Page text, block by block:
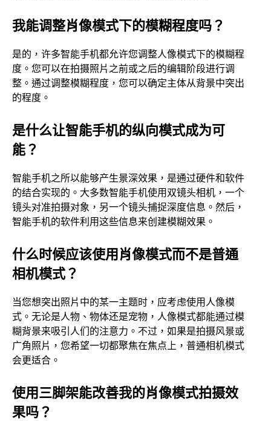
我能调整肖像模式下的模糊程度吗？
是的，许多智能手机都允许您调整人像模式下的模糊程
度。您可以在拍摄照片之前或之后的编辑阶段进行调
整。通过调整模糊程度，您可以确定主体从背景中突出
的程度。
是什么让智能手机的纵向模式成为可
能？
智能手机之所以能够产生景深效果，是通过硬件和软件
的结合实现的。大多数智能手机使用双镜头相机，一个
镜头对准拍摄对象，另一个镜头捕捉深度信息。然后，
智能手机的软件利用这些信息来创建模糊效果。
什么时候应该使用肖像模式而不是普通
相机模式？
当您想突出照片中的某一主题时，应考虑使用人像模
式。无论是人物、物体还是宠物，人像模式都能通过模
糊背景来吸引人们的注意力。不过，如果是拍摄风景或
广角照片，您希望一切都聚焦在焦点上，普通相机模式
会更适合。
使用三脚架能改善我的肖像模式拍摄效
果吗？